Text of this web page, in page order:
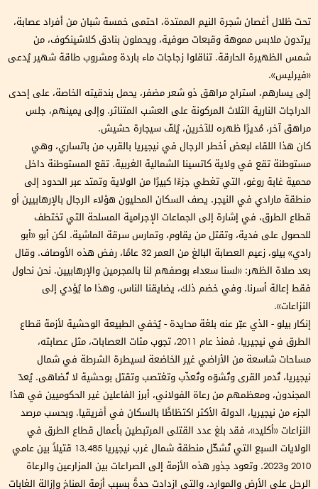
تحت ظلال أغصان شجرة النيم الممتدة، احتمى خمسة شبان من أفراد عصابة،
يرتدون ملابس مموهة وقبعات صوفية، ويحملون بنادق كلاشينكوف، من
شمس الظهيرة الحارقة. تناقلوا زجاجات ماء باردة ومشروب طاقة شهير يُدعى
«فيرليس».
إلى يسارهم، استراح مراهق ذو شعر مضفر، يحمل بندقيته الخاصة، على إحدى
الدراجات النارية الثلاث المركونة على العشب المتناثر. وإلى يمينهم، جلس
مراهق آخر، مُديرًا ظهره للآخرين، يُلفّ سيجارة حشيش.
كان هذا اللقاء لبعض أخطر الرجال في نيجيريا بالقرب من باتساري، وهي
مستوطنة تقع في ولاية كاتسينا الشمالية الغربية. تقع المستوطنة داخل
محمية غابة روغو، التي تغطي جزءًا كبيرًا من الولاية وتمتد عبر الحدود إلى
منطقة مارادي في النيجر. يصف السكان المحليون هؤلاء الرجال بالإرهابيين أو
قطاع الطرق، في إشارة إلى الجماعات الإجرامية المسلحة التي تختطف
للحصول على فدية، وتقتل من يقاوم، وتمارس سرقة الماشية. لكن أبو «أبو
رادي» بيلو، زعيم العصابة البالغ من العمر 32 عامًا، رفض هذه الأوصاف. وقال
بعد صلاة الظهر: «لسنا سعداء بوصفهم لنا بالمجرمين والإرهابيين. نحن نحاول
فقط إعالة أسرنا. وفي خضم ذلك، يضايقنا الناس، وهذا ما يُؤدي إلى
النزاعات».
إنكار بيلو - الذي عبّر عنه بلغة محايدة - يُخفي الطبيعة الوحشية لأزمة قطاع
الطرق في نيجيريا. فمنذ عام 2011، تجوب مئات العصابات، مثل عصابته،
مساحات شاسعة من الأراضي غير الخاضعة لسيطرة الشرطة في شمال
نيجيريا، تُدمر القرى وتُشوّه وتُعذّب وتغتصب وتقتل بوحشية لا تُضاهى. يُعدّ
المجندون، ومعظمهم من رعاة الفولاني، أبرز الفاعلين غير الحكوميين في هذا
الجزء من نيجيريا، الدولة الأكثر اكتظاظًا بالسكان في أفريقيا. وبحسب مرصد
النزاعات «أكليد»، فقد بلغ عدد القتلى المرتبطين بأعمال قطاع الطرق في
الولايات السبع التي تُشكّل منطقة شمال غرب نيجيريا 13,485 قتيلاً بين عامي
2010 و2023. وتعود جذور هذه الأزمة إلى الصراعات بين المزارعين والرعاة
الرحل على الأرض والموارد، والتي ازدادت حدةً بسبب أزمة المناخ وإزالة الغابات